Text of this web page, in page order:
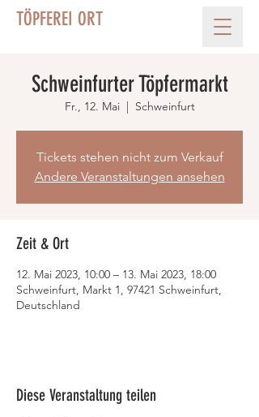
TÖPFEREI ORT
Schweinfurter Töpfermarkt
Fr., 12. Mai
  |
Schweinfurt
Tickets stehen nicht zum Verkauf
Andere Veranstaltungen ansehen
Zeit & Ort
12. Mai 2023, 10:00 – 13. Mai 2023, 18:00
Schweinfurt, Markt 1, 97421 Schweinfurt,
Deutschland
Diese Veranstaltung teilen